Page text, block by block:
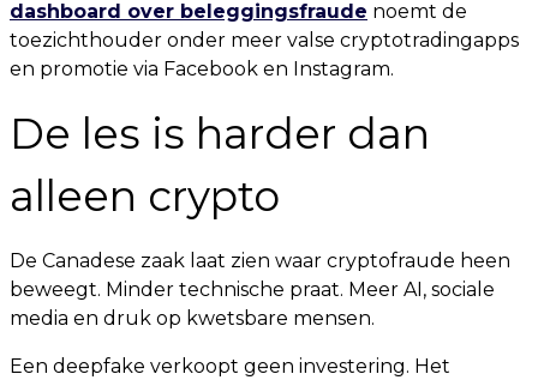
dashboard over beleggingsfraude noemt de
toezichthouder onder meer valse cryptotradingapps
en promotie via Facebook en Instagram.
De les is harder dan
alleen crypto
De Canadese zaak laat zien waar cryptofraude heen
beweegt. Minder technische praat. Meer AI, sociale
media en druk op kwetsbare mensen.
Een deepfake verkoopt geen investering. Het